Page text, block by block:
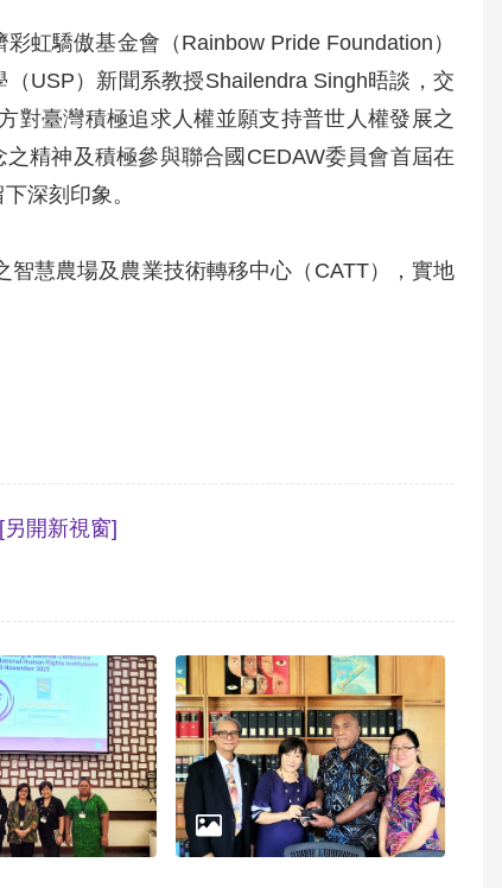
虹驕傲基金會（Rainbow Pride Foundation）
USP）新聞系教授Shailendra Singh晤談，交
對臺灣積極追求人權並願支持普世人權發展之
精神及積極參與聯合國CEDAW委員會首屆在
深刻印象。
慧農場及農業技術轉移中心（CATT），實地
另開新視窗]